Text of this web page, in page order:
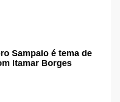
Sampaio é tema de
Itamar Borges